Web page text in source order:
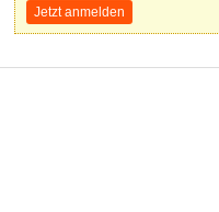
Jetzt anmelden